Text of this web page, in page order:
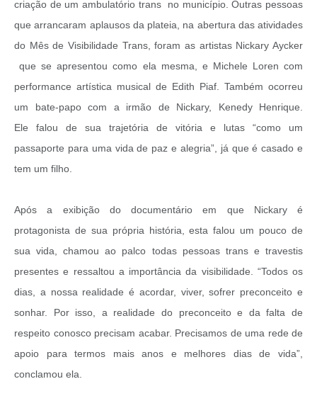
criação de um ambulatório trans no município. Outras pessoas
que arrancaram aplausos da plateia, na abertura das atividades
do Mês de Visibilidade Trans, foram as artistas Nickary Aycker
que se apresentou como ela mesma, e Michele Loren com
performance artística musical de Edith Piaf. Também ocorreu
um bate-papo com a irmão de Nickary, Kenedy Henrique.
Ele falou de sua trajetória de vitória e lutas “como um
passaporte para uma vida de paz e alegria”, já que é casado e
tem um filho.
Após a exibição do documentário em que Nickary é
protagonista de sua própria história, esta falou um pouco de
sua vida, chamou ao palco todas pessoas trans e travestis
presentes e ressaltou a importância da visibilidade. “Todos os
dias, a nossa realidade é acordar, viver, sofrer preconceito e
sonhar. Por isso, a realidade do preconceito e da falta de
respeito conosco precisam acabar. Precisamos de uma rede de
apoio para termos mais anos e melhores dias de vida”,
conclamou ela.